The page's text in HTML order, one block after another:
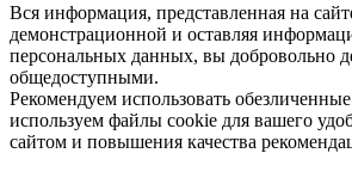
Вся информация, представленная на
демонстрационной и оставляя
персональных данных, вы добровольно
общедоступными.
Рекомендуем использовать
используем файлы cookie для вашего
сайтом и повышения качества